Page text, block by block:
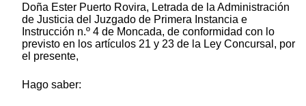
Doña Ester Puerto Rovira, Letrada de la Administración
de Justicia del Juzgado de Primera Instancia e
Instrucción n.º 4 de Moncada, de conformidad con lo
previsto en los artículos 21 y 23 de la Ley Concursal, por
el presente,
Hago saber: